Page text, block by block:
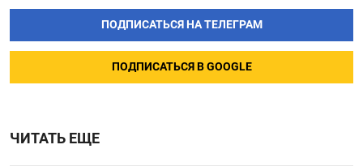
ПОДПИСАТЬСЯ НА ТЕЛЕГРАМ
ПОДПИСАТЬСЯ В GOOGLE
ЧИТАТЬ ЕЩЕ